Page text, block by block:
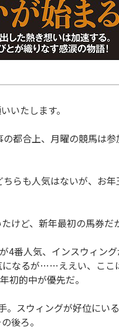
いたします。
都合上、月曜の競馬は
らも人気はないが、お
けど、新年最初の馬券だ
番人気、インスウィン
なるが……ええい、ここ
初的中が優先だ。
スウィングが好位にい
後ろ。